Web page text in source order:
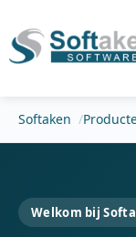
Softaken
Welkom bij